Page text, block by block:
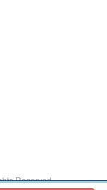
Reserved.